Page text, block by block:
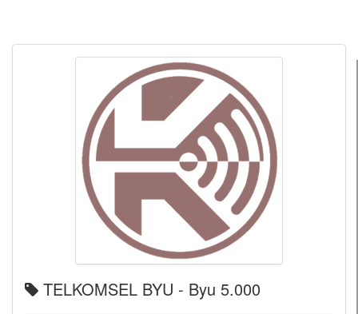
TELKOMSEL BYU - Byu 5.000